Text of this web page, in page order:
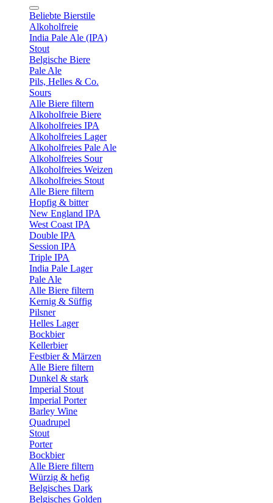
Beliebte Bierstile
Alkoholfreie
India Pale Ale (IPA)
Stout
Belgische Biere
Pale Ale
Pils, Helles & Co.
Sours
Alle Biere filtern
Alkoholfreie Biere
Alkoholfreies IPA
Alkoholfreies Lager
Alkoholfreies Pale Ale
Alkoholfreies Sour
Alkoholfreies Weizen
Alkoholfreies Stout
Alle Biere filtern
Hopfig & bitter
New England IPA
West Coast IPA
Double IPA
Session IPA
Triple IPA
India Pale Lager
Pale Ale
Alle Biere filtern
Kernig & Süffig
Pilsner
Helles Lager
Bockbier
Kellerbier
Festbier & Märzen
Alle Biere filtern
Dunkel & stark
Imperial Stout
Imperial Porter
Barley Wine
Quadrupel
Stout
Porter
Bockbier
Alle Biere filtern
Würzig & hefig
Belgisches Dark
Belgisches Golden